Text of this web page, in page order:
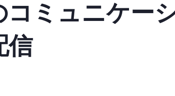
コミュニケー
信